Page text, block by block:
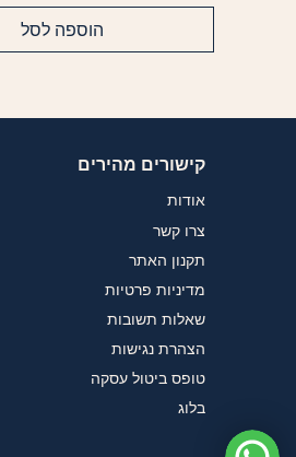
הוספה לסל
קישורים מהירים
אודות
צרו קשר
תקנון האתר
מדיניות פרטיות
שאלות תשובות
הצהרת נגישות
טופס ביטול עסקה
בלוג